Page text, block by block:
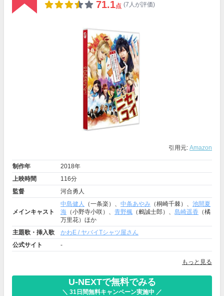
71.1点 (7人が評価)
引用元: Amazon
制作年
2018年
上映時間
116分
監督
河合勇人
メインキャスト
中島健人 （一条楽）、 中条あやみ （桐崎千棘）、 池間夏
海 （小野寺小咲）、 青野楓 （鶫誠士郎）、 島崎遥香 （橘
万里花）ほか
主題歌・挿入歌
かわE / ヤバイTシャツ屋さん
公式サイト
-
もっと見る
U-NEXTで無料でみる
＼ 31日間無料キャンペーン実施中 ／